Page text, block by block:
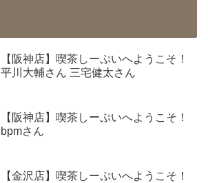
【阪神店】喫茶しーぷいへようこそ！
平川大輔さん 三宅健太さん
【阪神店】喫茶しーぷいへようこそ！
bpmさん
【金沢店】喫茶しーぷいへようこそ！